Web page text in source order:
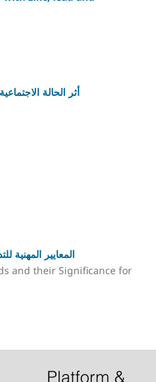
أثر الحالة
المعايير المهنية
and their Significance for